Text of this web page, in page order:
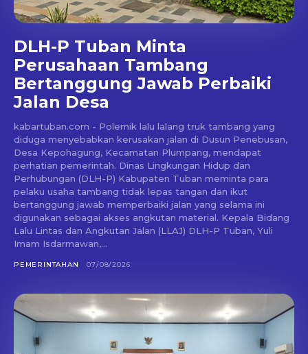
DLH-P Tuban Minta
Perusahaan Tambang
Bertanggung Jawab Perbaiki
Jalan Desa
kabartuban.com - Polemik lalu lalang truk tambang yang
diduga menyebabkan kerusakan jalan di Dusun Penebusan,
Desa Kepohagung, Kecamatan Plumpang, mendapat
perhatian pemerintah. Dinas Lingkungan Hidup dan
Perhubungan (DLH-P) Kabupaten Tuban meminta para
pelaku usaha tambang tidak lepas tangan dan ikut
bertanggung jawab memperbaiki jalan yang selama ini
digunakan sebagai akses angkutan material. Kepala Bidang
Lalu Lintas dan Angkutan Jalan (LLAJ) DLH-P Tuban, Yuli
Imam Isdarmawan,...
PEMERINTAHAN 07/08/2026